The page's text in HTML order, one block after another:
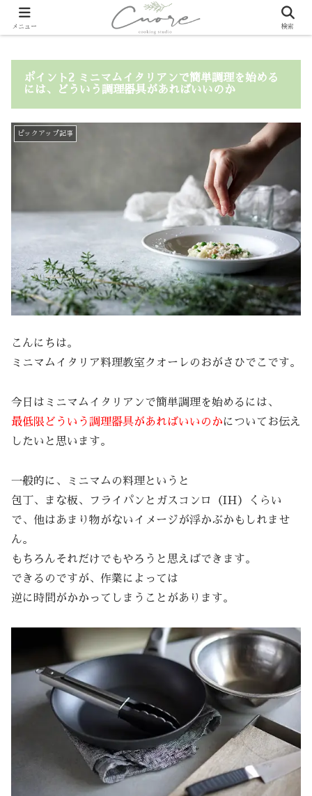
ポイント2 ミニマムイタリアンで簡単調理を始める
には、どういう調理器具があればいいのか
ピックアップ記事
こんにちは。
ミニマムイタリア料理教室クオーレのおがさひでこです。
今日はミニマムイタリアンで簡単調理を始めるには、
最低限どういう調理器具があればいいのかについてお伝え
したいと思います。
一般的に、ミニマムの料理というと
包丁、まな板、フライパンとガスコンロ（IH）くらい
で、他はあまり物がないイメージが浮かぶかもしれませ
ん。
もちろんそれだけでもやろうと思えばできます。
できるのですが、作業によっては
逆に時間がかかってしまうことがあります。
メニュー 検索